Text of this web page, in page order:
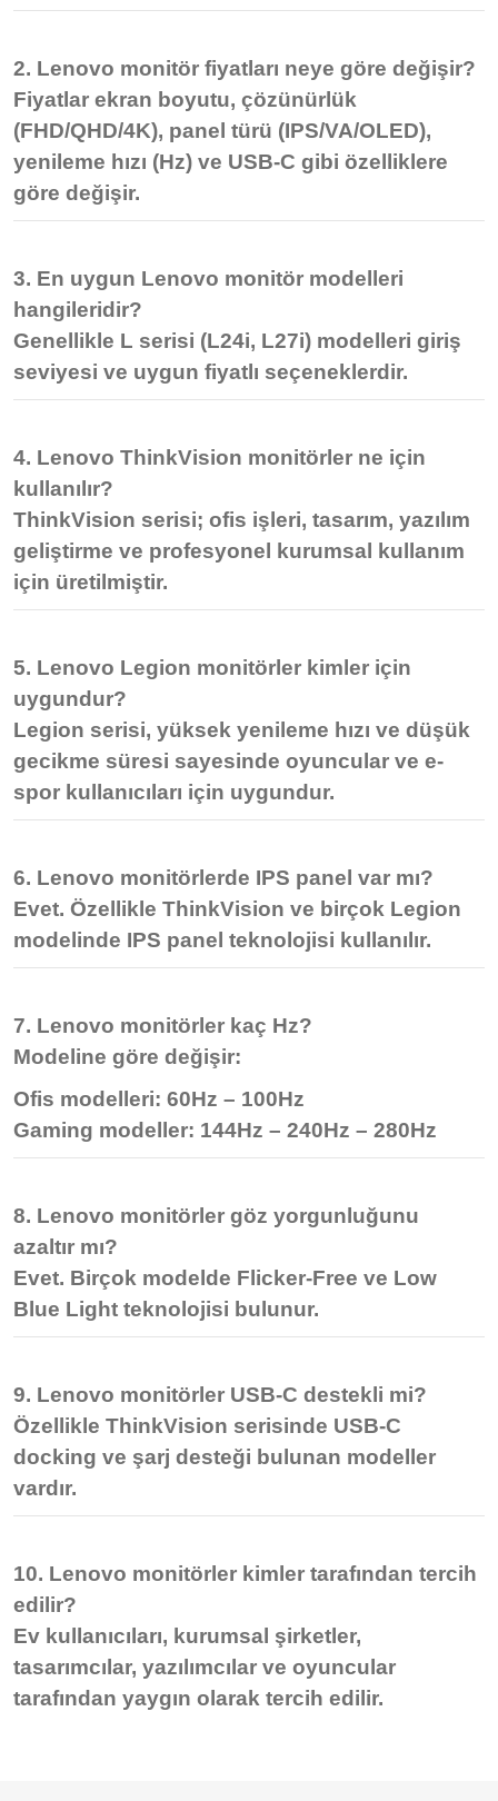
2. Lenovo monitör fiyatları neye göre değişir?
Fiyatlar ekran boyutu, çözünürlük
(FHD/QHD/4K), panel türü (IPS/VA/OLED),
yenileme hızı (Hz) ve USB-C gibi özelliklere
göre değişir.
3. En uygun Lenovo monitör modelleri
hangileridir?
Genellikle L serisi (L24i, L27i) modelleri giriş
seviyesi ve uygun fiyatlı seçeneklerdir.
4. Lenovo ThinkVision monitörler ne için
kullanılır?
ThinkVision serisi; ofis işleri, tasarım, yazılım
geliştirme ve profesyonel kurumsal kullanım
için üretilmiştir.
5. Lenovo Legion monitörler kimler için
uygundur?
Legion serisi, yüksek yenileme hızı ve düşük
gecikme süresi sayesinde oyuncular ve e-
spor kullanıcıları için uygundur.
6. Lenovo monitörlerde IPS panel var mı?
Evet. Özellikle ThinkVision ve birçok Legion
modelinde IPS panel teknolojisi kullanılır.
7. Lenovo monitörler kaç Hz?
Modeline göre değişir:
Ofis modelleri: 60Hz – 100Hz
Gaming modeller: 144Hz – 240Hz – 280Hz
8. Lenovo monitörler göz yorgunluğunu
azaltır mı?
Evet. Birçok modelde Flicker-Free ve Low
Blue Light teknolojisi bulunur.
9. Lenovo monitörler USB-C destekli mi?
Özellikle ThinkVision serisinde USB-C
docking ve şarj desteği bulunan modeller
vardır.
10. Lenovo monitörler kimler tarafından tercih
edilir?
Ev kullanıcıları, kurumsal şirketler,
tasarımcılar, yazılımcılar ve oyuncular
tarafından yaygın olarak tercih edilir.